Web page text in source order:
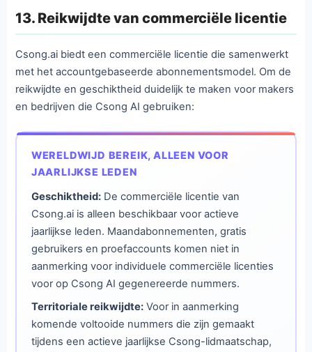
13. Reikwijdte van commerciële licentie
Csong.ai biedt een commerciële licentie die samenwerkt
met het accountgebaseerde abonnementsmodel. Om de
reikwijdte en geschiktheid duidelijk te maken voor makers
en bedrijven die Csong AI gebruiken:
WERELDWIJD BEREIK, ALLEEN VOOR
JAARLIJKSE LEDEN
Geschiktheid:De commerciële licentie van
Csong.ai is alleen beschikbaar voor actieve
jaarlijkse leden. Maandabonnementen, gratis
gebruikers en proefaccounts komen niet in
aanmerking voor individuele commerciële licenties
voor op Csong AI gegenereerde nummers.
Territoriale reikwijdte:Voor in aanmerking
komende voltooide nummers die zijn gemaakt
tijdens een actieve jaarlijkse Csong-lidmaatschap,